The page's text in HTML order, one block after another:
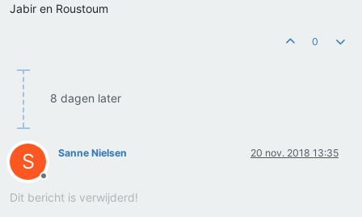
Jabir en Roustoum
0
8 dagen later
S
Offline
Sanne Nielsen 20 nov. 2018 13:35
Dit bericht is verwijderd!